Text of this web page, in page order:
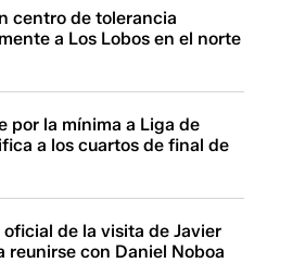
centro de tolerancia
a Los Lobos en el norte
por la mínima a Liga de
a los cuartos de final de
de la visita de Javier
reunirse con Daniel Noboa